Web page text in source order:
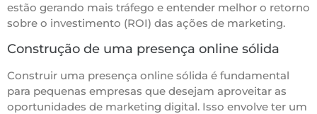
estão gerando mais tráfego e entender melhor o retorno
sobre o investimento (ROI) das ações de marketing.
Construção de uma presença online sólida
Construir uma presença online sólida é fundamental
para pequenas empresas que desejam aproveitar as
oportunidades de marketing digital. Isso envolve ter um